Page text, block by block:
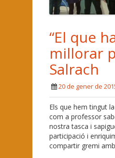
“El que
millorar
Salrach
20 de gener de
Els que hem tingut
com a professor
nostra tasca i
participació i
compartir gremi